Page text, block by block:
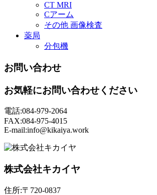
CT MRI
Cアーム
その他 画像検査
薬局
分包機
お問い合わせ
お気軽にお問い合わせください
電話:084-979-2064
FAX:084-975-4015
E-mail:info@kikaiya.work
株式会社キカイヤ
住所:〒720-0837